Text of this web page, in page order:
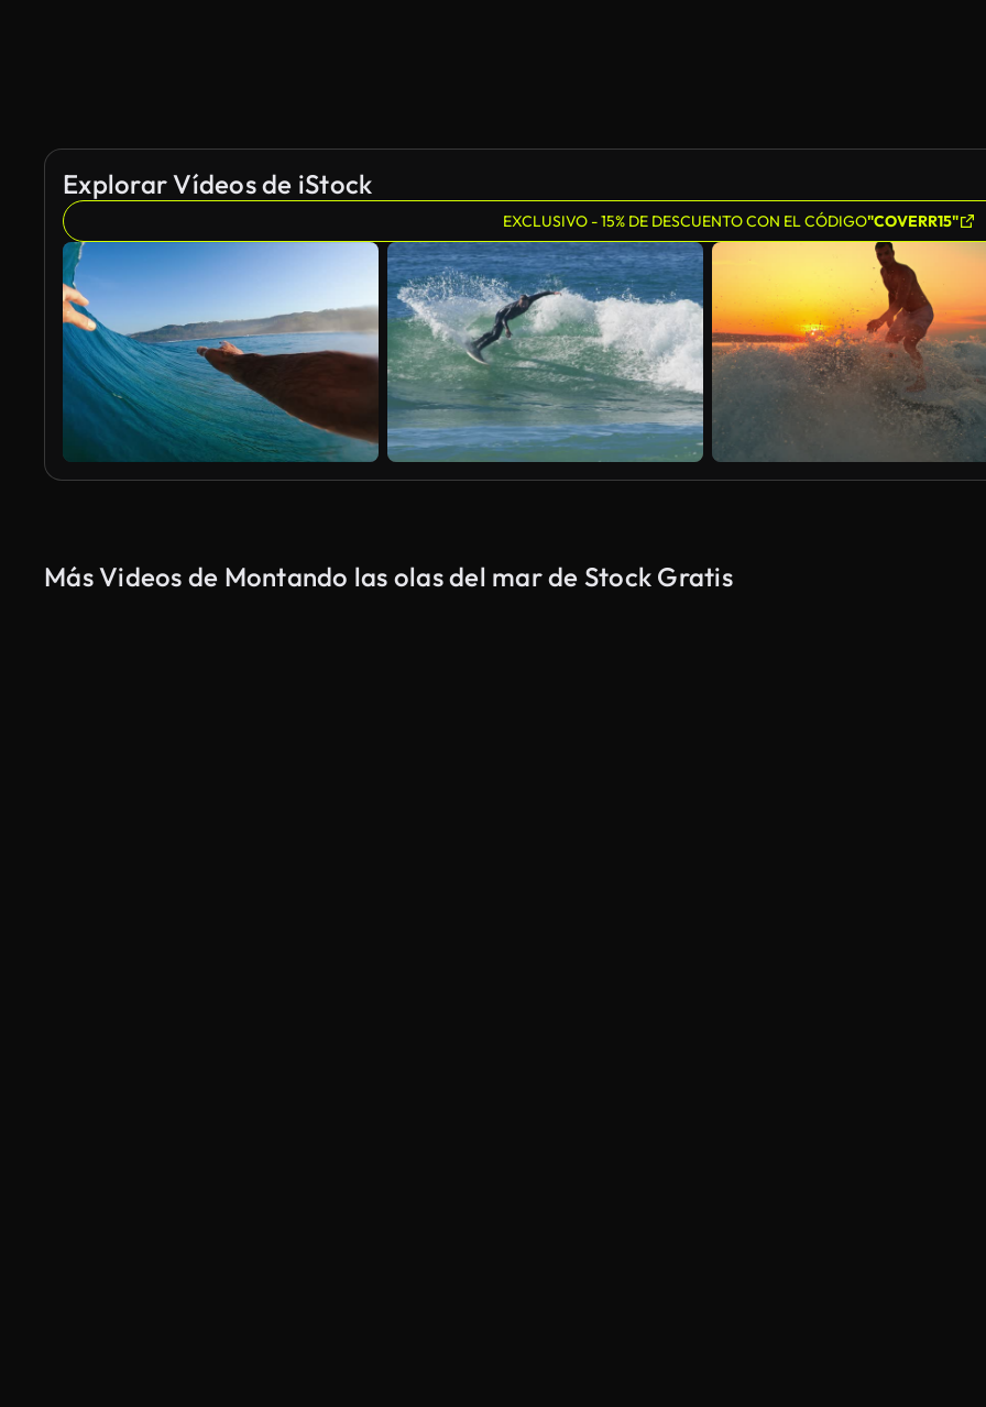
Explorar Vídeos de iStock
EXCLUSIVO - 15% DE DESCUENTO CON EL CÓDIGO"COVERR15"
Más Videos de Montando las olas del mar de Stock Gratis